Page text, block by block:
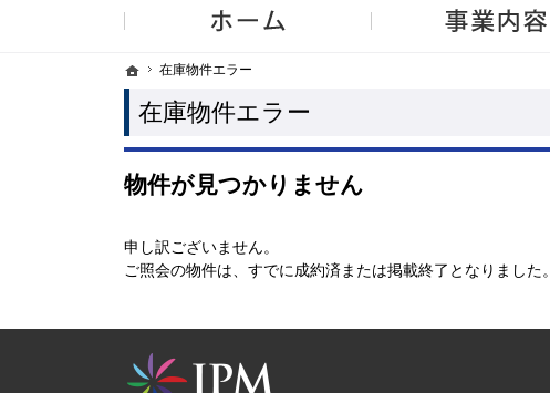
ホーム
在庫物件エラー
在庫物件エラー
物件が見つかりません
申し訳ございません。
ご照会の物件は、すでに成約済または掲載終了となりました。
ホーム
在庫物件エラー